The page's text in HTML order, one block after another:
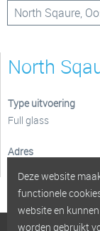
North
Type uitvoering
Full glass
Adres
Deze website
functionele
website en
worden gebruikt